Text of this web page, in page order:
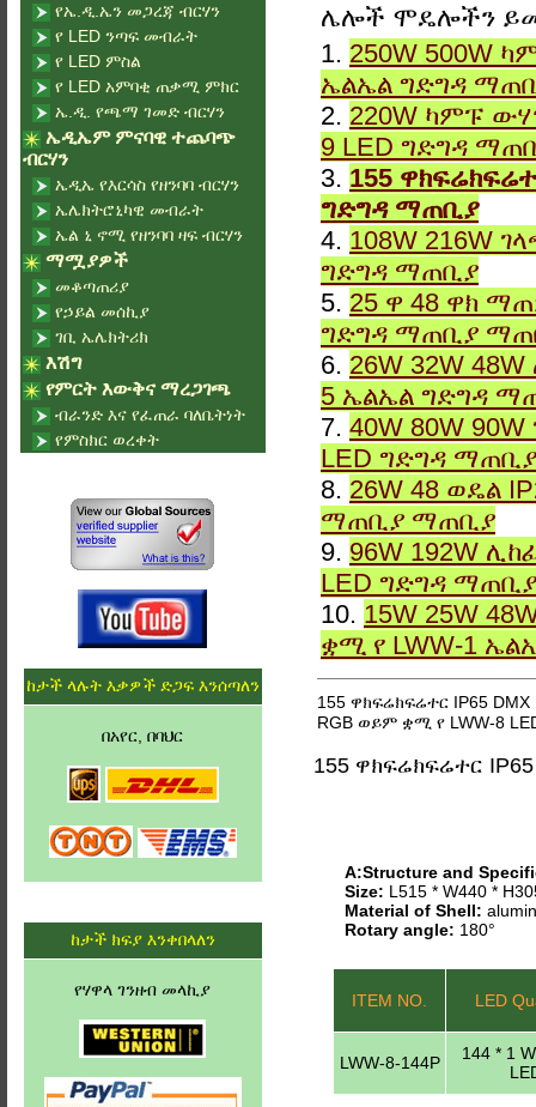
ሌሎች ሞዴሎችን
1. 250W 500W
ኤልኤል ግድግዳ
2. 220W ካምፑ
9 LED ግድግዳ
3. 155
ግድግዳ ማጠቢያ
4. 108W 216W
ግድግዳ ማጠቢያ
5. 25 ዋ 48 ዋክ
ግድግዳ ማጠቢያ
6. 26W 32W
5 ኤልኤል ግድግዳ
7. 40W 80W
LED ግድግዳ ማጠቢያ
8. 26W 48 ወዴል
ማጠቢያ ማጠቢያ
9. 96W 192W
LED ግድግዳ ማጠቢያ
10. 15W 25W
ቋሚ የ LWW-1
155 ዋክፍሬክፍሬተር IP65
RGB ወይም ቋሚ የ LWW-8
155 ዋክፍሬክፍሬተር
A:Structure and
Size: L515 * W440 *
Material of Shell:
Rotary angle: 180°
ITEM NO. LED
LWW-8-144P
144 * 1
የኤ.ዲ.ኤን መጋረጃ ብርሃን
የ LED ንጣፍ መብራት
የ LED ምስል
የ LED አምባቂ ጠቃሚ ምክር
ኤ.ዲ. የጫማ ገመድ ብርሃን
ኤዲኤም ምናባዊ ተጨባጭ
ብርሃን
ኤዲኤ የእርሳስ የዘንባባ ብርሃን
ኤሌክትሮኒካዊ መብራት
ኤል ኒ ኖሚ የዘንባባ ዛፍ ብርሃን
ማሟያዎች
መቆጣጠሪያ
የኃይል መሰኪያ
ገቢ ኤሌክትሪክ
እሽግ
የምርት እውቅና ማረጋገጫ
ብራንድ እና የፈጠራ ባለቤትነት
የምስክር ወረቀት
ከታች ላሉት እቃዎች ድጋፍ እንሰጣለን
በአየር, በባህር
ከታች ክፍያ እንቀበላለን
የሃዋላ ገንዘብ መላኪያ